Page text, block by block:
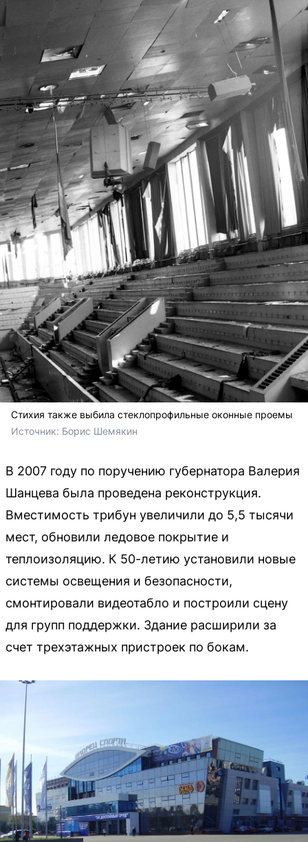
Стихия также выбила стеклопрофильные оконные проемы
Источник: Борис Шемякин
В 2007 году по поручению губернатора Валерия
Шанцева была проведена реконструкция.
Вместимость трибун увеличили до 5,5 тысячи
мест, обновили ледовое покрытие и
теплоизоляцию. К 50-летию установили новые
системы освещения и безопасности,
смонтировали видеотабло и построили сцену
для групп поддержки. Здание расширили за
счет трехэтажных пристроек по бокам.